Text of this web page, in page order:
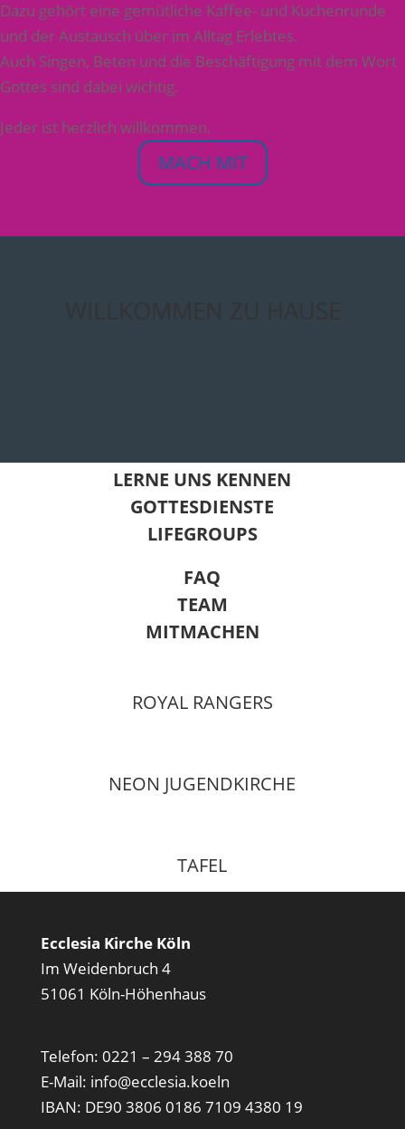
Dazu gehört eine gemütliche Kaffee- und Kuchenrunde
und der Austausch über im Alltag Erlebtes.
Auch Singen, Beten und die Beschäftigung mit dem Wort
Gottes sind dabei wichtig.
Jeder ist herzlich willkommen.
MACH MIT
LERNE UNS KENNEN
GOTTESDIENSTE
LIFEGROUPS
FAQ
TEAM
MITMACHEN
ROYAL RANGERS
NEON JUGENDKIRCHE
TAFEL
Ecclesia Kirche Köln
Im Weidenbruch 4
51061 Köln-Höhenhaus
Telefon: 0221 – 294 388 70
E-Mail: info@ecclesia.koeln
IBAN: DE90 3806 0186 7109 4380 19